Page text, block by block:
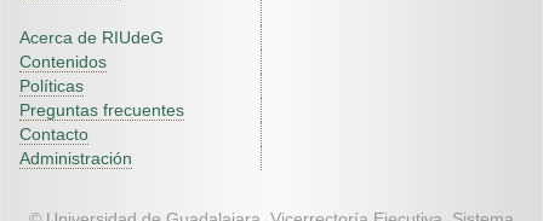
Acerca de RIUdeG
Contenidos
Políticas
Preguntas frecuentes
Contacto
Administración